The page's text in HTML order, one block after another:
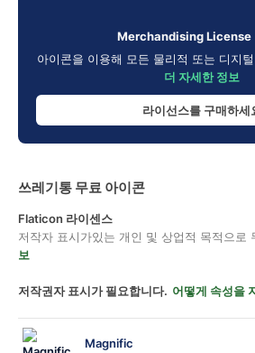
Merchandising License
아이콘을 이용해 모든 물리적 또는 디지
더 자세한 정보
라이선스를 구매하세
쓰레기통 무료 아이콘
Flaticon 라이센스
저작자 표시가있는 개인 및 상업적 목적으로
보
저작권자 표시가 필요합니다. 어떻게 속성을
Magnific